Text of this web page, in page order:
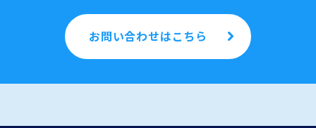
お問い合わせはこちら